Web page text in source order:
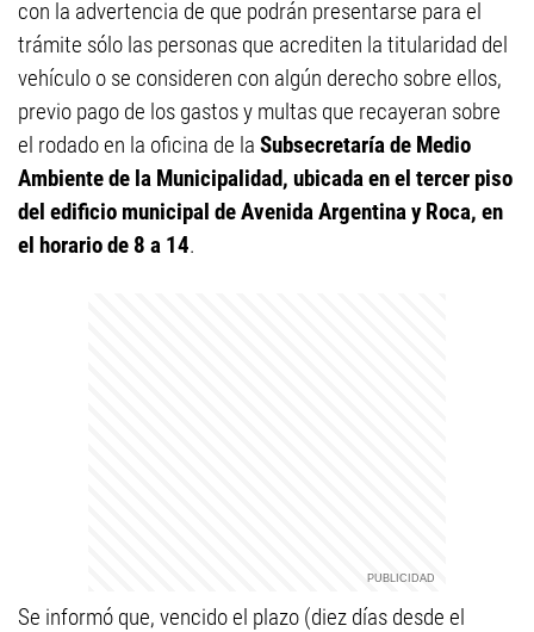
con la advertencia de que podrán presentarse para el
trámite sólo las personas que acrediten la titularidad del
vehículo o se consideren con algún derecho sobre ellos,
previo pago de los gastos y multas que recayeran sobre
el rodado en la oficina de la Subsecretaría de Medio
Ambiente de la Municipalidad, ubicada en el tercer piso
del edificio municipal de Avenida Argentina y Roca, en
el horario de 8 a 14.
Se informó que, vencido el plazo (diez días desde el